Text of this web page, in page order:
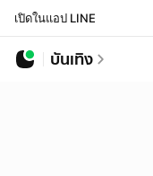
เปิดในแอป LINE
บันเทิง